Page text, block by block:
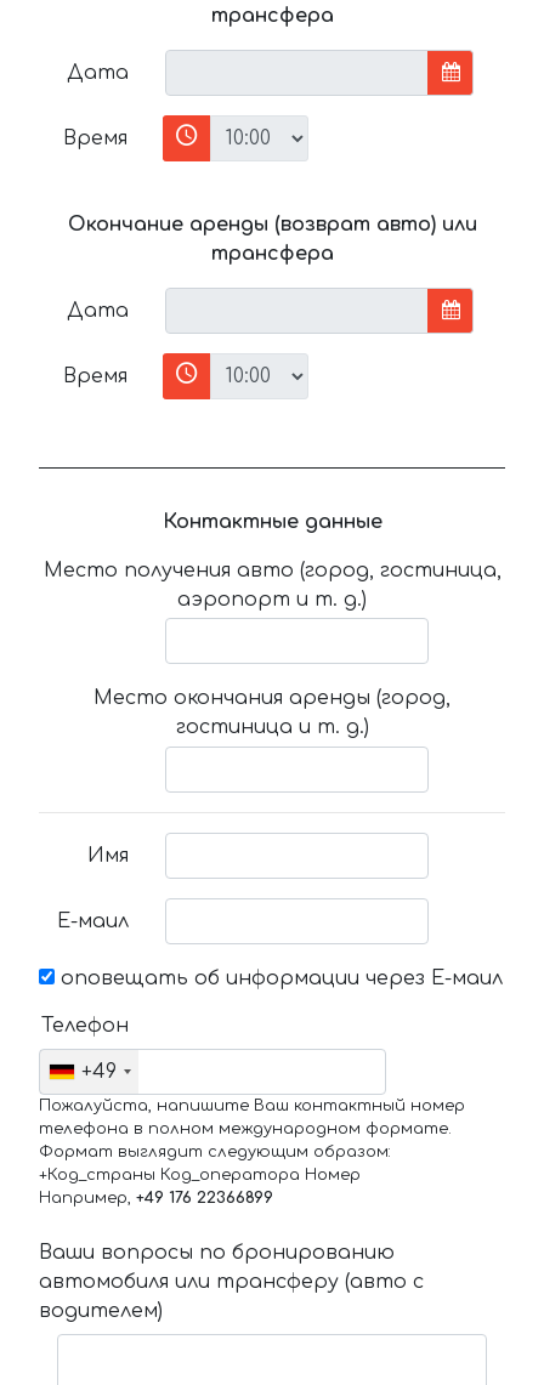
трансфера
Дата
Время
Окончание аренды (возврат авто) или
трансфера
Дата
Время
Контактные данные
Место получения авто (город, гостиница,
аэропорт и т. д.)
Место окончания аренды (город,
гостиница и т. д.)
Имя
Е-маил
оповещать об информации через Е-маил
Телефон
+49
Пожалуйста, напишите Ваш контактный номер
телефона в полном международном формате.
Формат выглядит следующим образом:
+Код_страны Код_оператора Номер
Например, +49 176 22366899
Ваши вопросы по бронированию
автомобиля или трансферу (авто с
водителем)